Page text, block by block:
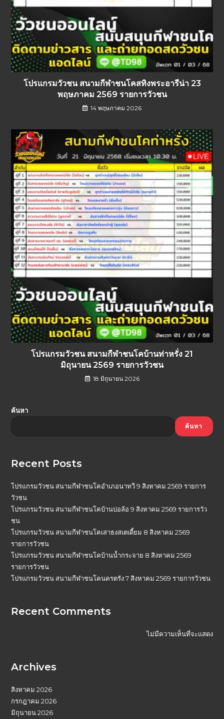
โปรแกรมวัวชน สนามกีฬาชนโคสทิงพระอารีน่า 23
พฤษภาคม 2569 รายการวัวชน
14 พฤษภาคม 2026
โปรแกรมวัวชน สนามกีฬาชนโคบ้านท่าหรั่ง 21
มิถุนายน 2569 รายการวัวชน
18 มิถุนายน 2026
ค้นหา
ค้นหา
Recent Posts
โปรแกรมวัวชน สนามกีฬาชนโคอำเภอนาทวี 9 สิงหาคม 2569 รายการ
วัวชน
โปรแกรมวัวชน สนามกีฬาชนโคบ้านบ่อล้อ 9 สิงหาคม 2569 รายการวัว
ชน
โปรแกรมวัวชน สนามกีฬาชนโคเสาธงสเตเดี้ยม 8 สิงหาคม 2569
รายการวัวชน
โปรแกรมวัวชน สนามกีฬาชนโคบ้านน้ำกระจาย 8 สิงหาคม 2569
รายการวัวชน
โปรแกรมวัวชน สนามกีฬาชนโคนครตรัง 7 สิงหาคม 2569 รายการวัวชน
Recent Comments
ไม่มีความเห็นที่จะแสดง
Archives
สิงหาคม 2026
กรกฎาคม 2026
มิถุนายน 2026